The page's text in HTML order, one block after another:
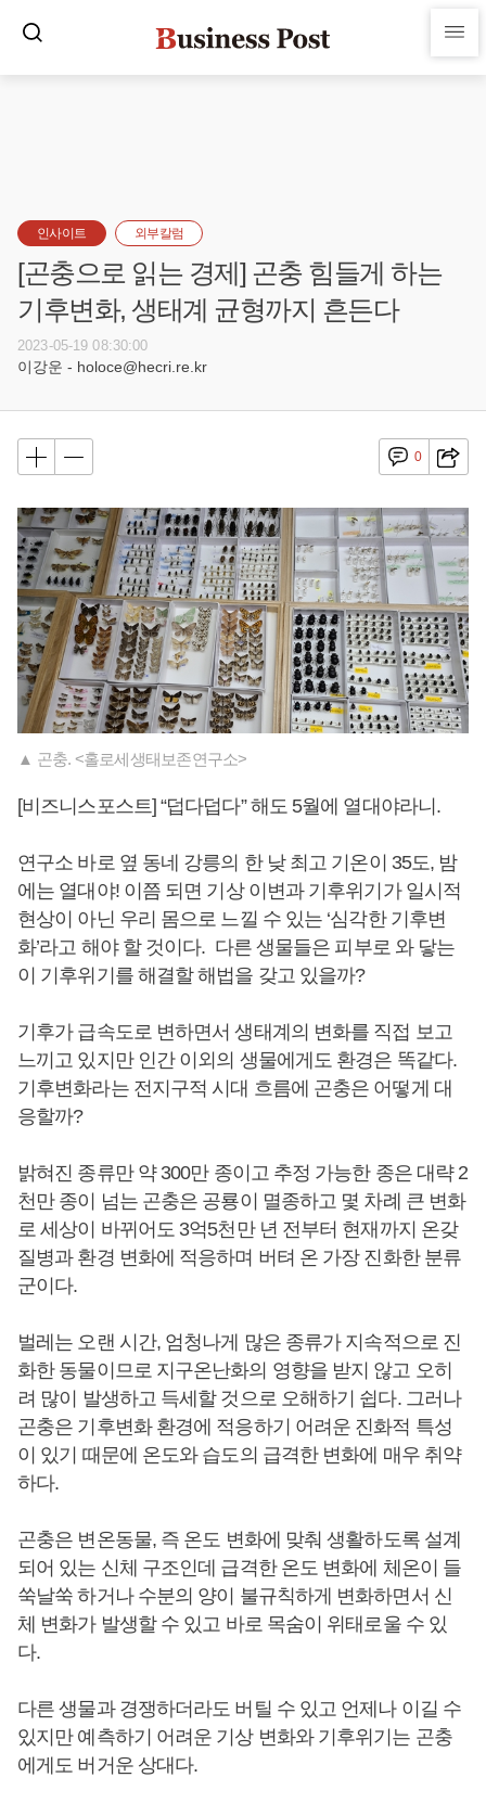
인사이트 외부칼럼
[곤충으로 읽는 경제] 곤충 힘들게 하는
기후변화, 생태계 균형까지 흔든다
2023-05-19 08:30:00
이강운 - holoce@hecri.re.kr
0
▲ 곤충. <홀로세생태보존연구소>
[비즈니스포스트] “덥다덥다” 해도 5월에 열대야라니.
연구소 바로 옆 동네 강릉의 한 낮 최고 기온이 35도, 밤
에는 열대야! 이쯤 되면 기상 이변과 기후위기가 일시적
현상이 아닌 우리 몸으로 느낄 수 있는 ‘심각한 기후변
화’라고 해야 할 것이다. 다른 생물들은 피부로 와 닿는
이 기후위기를 해결할 해법을 갖고 있을까?
기후가 급속도로 변하면서 생태계의 변화를 직접 보고
느끼고 있지만 인간 이외의 생물에게도 환경은 똑같다.
기후변화라는 전지구적 시대 흐름에 곤충은 어떻게 대
응할까?
밝혀진 종류만 약 300만 종이고 추정 가능한 종은 대략 2
천만 종이 넘는 곤충은 공룡이 멸종하고 몇 차례 큰 변화
로 세상이 바뀌어도 3억5천만 년 전부터 현재까지 온갖
질병과 환경 변화에 적응하며 버텨 온 가장 진화한 분류
군이다.
벌레는 오랜 시간, 엄청나게 많은 종류가 지속적으로 진
화한 동물이므로 지구온난화의 영향을 받지 않고 오히
려 많이 발생하고 득세할 것으로 오해하기 쉽다. 그러나
곤충은 기후변화 환경에 적응하기 어려운 진화적 특성
이 있기 때문에 온도와 습도의 급격한 변화에 매우 취약
하다.
곤충은 변온동물, 즉 온도 변화에 맞춰 생활하도록 설계
되어 있는 신체 구조인데 급격한 온도 변화에 체온이 들
쑥날쑥 하거나 수분의 양이 불규칙하게 변화하면서 신
체 변화가 발생할 수 있고 바로 목숨이 위태로울 수 있
다.
다른 생물과 경쟁하더라도 버틸 수 있고 언제나 이길 수
있지만 예측하기 어려운 기상 변화와 기후위기는 곤충
에게도 버거운 상대다.